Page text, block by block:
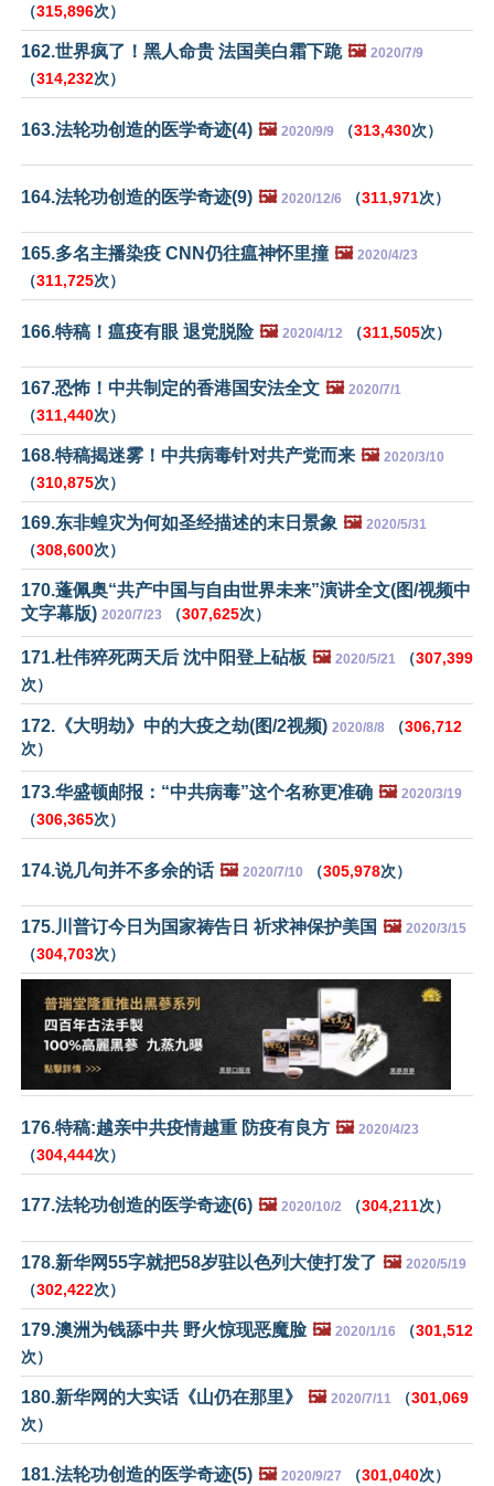
（315,896次）
162.世界疯了！黑人命贵 法国美白霜下跪 🖼️ 2020/7/9
（314,232次）
163.法轮功创造的医学奇迹(4) 🖼️ 2020/9/9 （313,430次）
164.法轮功创造的医学奇迹(9) 🖼️ 2020/12/6 （311,971次）
165.多名主播染疫 CNN仍往瘟神怀里撞 🖼️ 2020/4/23
（311,725次）
166.特稿！瘟疫有眼 退党脱险 🖼️ 2020/4/12 （311,505次）
167.恐怖！中共制定的香港国安法全文 🖼️ 2020/7/1
（311,440次）
168.特稿揭迷雾！中共病毒针对共产党而来 🖼️ 2020/3/10
（310,875次）
169.东非蝗灾为何如圣经描述的末日景象 🖼️ 2020/5/31
（308,600次）
170.蓬佩奥“共产中国与自由世界未来”演讲全文(图/视频中
文字幕版) 2020/7/23 （307,625次）
171.杜伟猝死两天后 沈中阳登上砧板 🖼️ 2020/5/21 （307,399
次）
172.《大明劫》中的大疫之劫(图/2视频) 2020/8/8 （306,712
次）
173.华盛顿邮报：“中共病毒”这个名称更准确 🖼️ 2020/3/19
（306,365次）
174.说几句并不多余的话 🖼️ 2020/7/10 （305,978次）
175.川普订今日为国家祷告日 祈求神保护美国 🖼️ 2020/3/15
（304,703次）
176.特稿:越亲中共疫情越重 防疫有良方 🖼️ 2020/4/23
（304,444次）
177.法轮功创造的医学奇迹(6) 🖼️ 2020/10/2 （304,211次）
178.新华网55字就把58岁驻以色列大使打发了 🖼️ 2020/5/19
（302,422次）
179.澳洲为钱舔中共 野火惊现恶魔脸 🖼️ 2020/1/16 （301,512
次）
180.新华网的大实话《山仍在那里》 🖼️ 2020/7/11 （301,069
次）
181.法轮功创造的医学奇迹(5) 🖼️ 2020/9/27 （301,040次）